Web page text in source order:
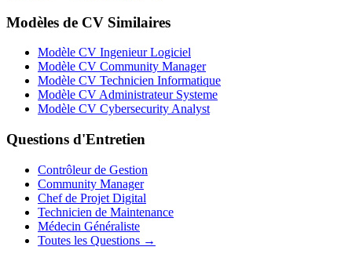
Modèles de CV Similaires
Modèle CV Ingenieur Logiciel
Modèle CV Community Manager
Modèle CV Technicien Informatique
Modèle CV Administrateur Systeme
Modèle CV Cybersecurity Analyst
Questions d'Entretien
Contrôleur de Gestion
Community Manager
Chef de Projet Digital
Technicien de Maintenance
Médecin Généraliste
Toutes les Questions →